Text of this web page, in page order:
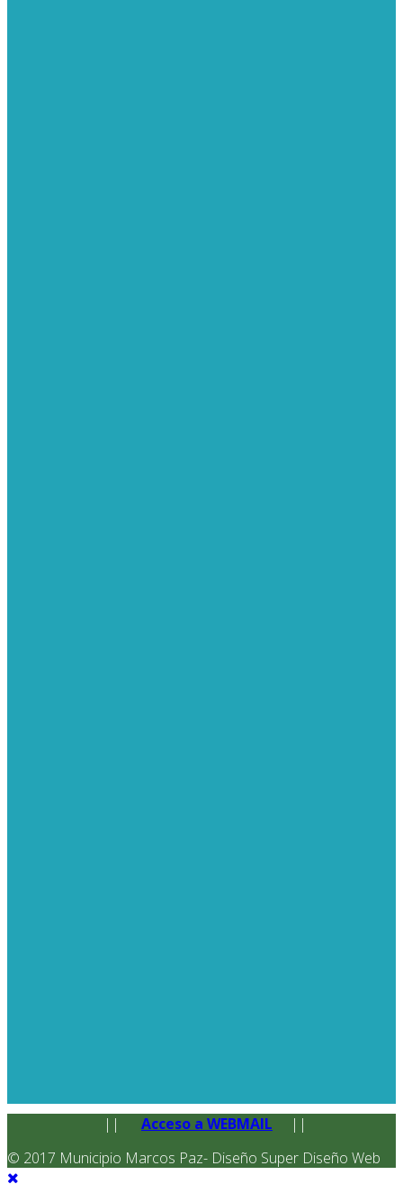
|| Acceso a WEBMAIL
||
© 2017 Municipio Marcos Paz- Diseño Super Diseño Web